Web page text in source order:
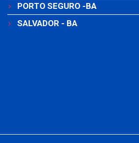
PORTO SEGURO -BA
SALVADOR - BA